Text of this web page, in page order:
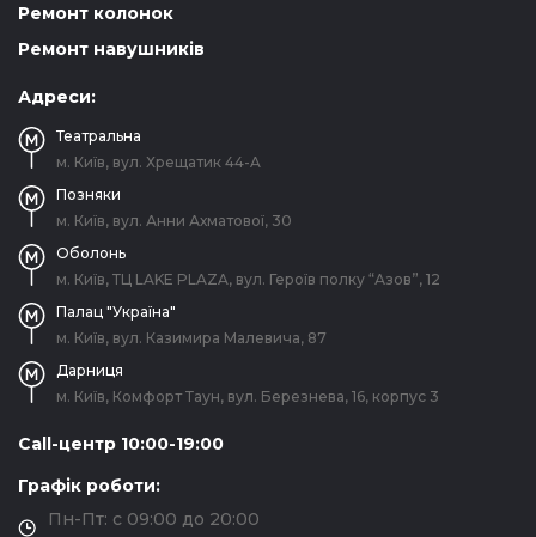
Ремонт колонок
Ремонт навушників
Адреси:
Театральна
м. Київ, вул. Хрещатик 44-A
Позняки
м. Київ, вул. Анни Ахматової, 30
Оболонь
м. Київ, ТЦ LAKE PLAZA, вул. Героїв полку “Азов”, 12
Палац "Україна"
м. Київ, вул. Казимира Малевича, 87
Дарниця
м. Київ, Комфорт Таун, вул. Березнева, 16, корпус 3
Call-центр 10:00-19:00
Графік роботи:
Пн-Пт: с 09:00 до 20:00